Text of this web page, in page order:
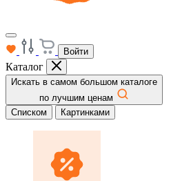
Войти
Каталог
Искать в самом большом каталоге
по лучшим ценам
Списком
Картинками